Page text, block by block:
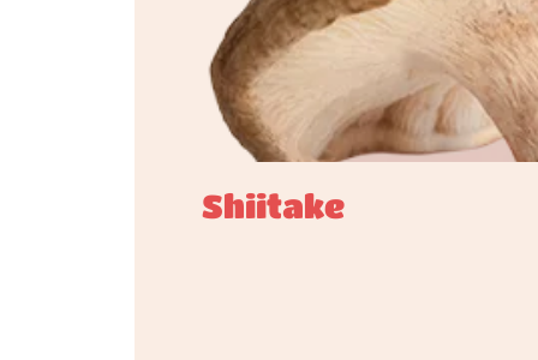
Shiitake